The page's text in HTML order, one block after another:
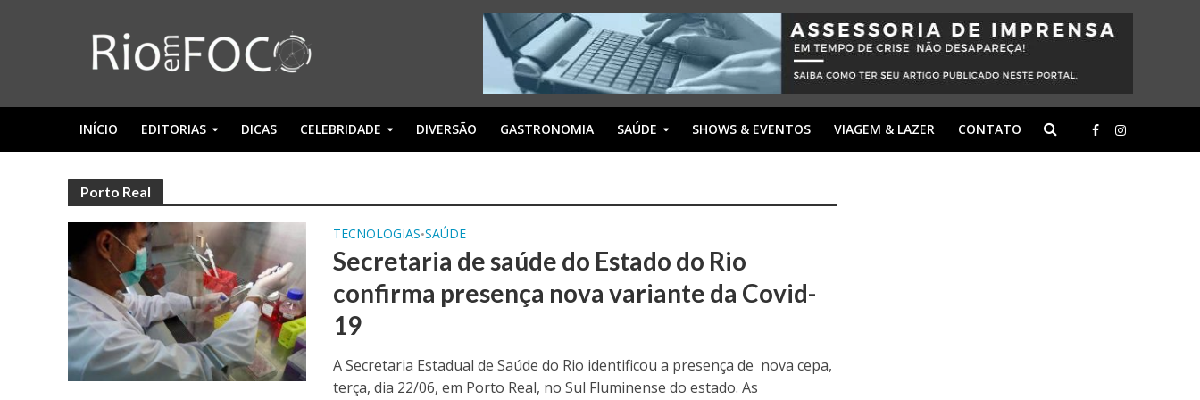
INÍCIO EDITORIAS DICAS CELEBRIDADE DIVERSÃO GASTRONOMIA SAÚDE SHOWS & EVENTOS VIAGEM & LAZER CONTATO
Porto Real
TECNOLOGIAS•SAÚDE
Secretaria de saúde do Estado do Rio
confirma presença nova variante da Covid-
19
A Secretaria Estadual de Saúde do Rio identificou a presença de nova cepa,
terça, dia 22/06, em Porto Real, no Sul Fluminense do estado. As